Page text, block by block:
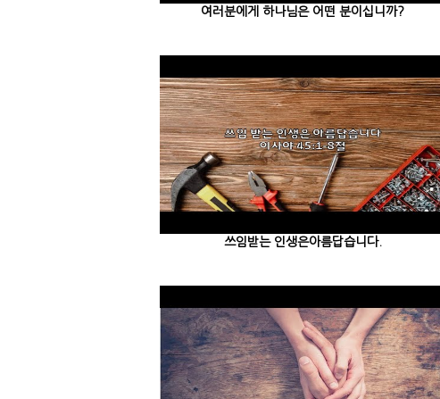
여러분에게 하나님은 어떤 분이십니까?
쓰임받는 인생은아름답습니다.